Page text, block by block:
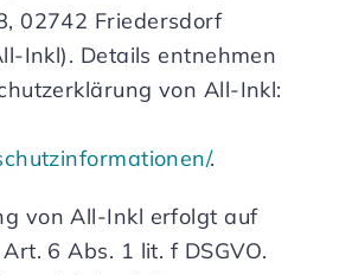
02742 Friedersdorf
Inkl). Details entnehmen
von All-Inkl:
.
von All-Inkl erfolgt auf
6 Abs. 1 lit. f DSGVO.